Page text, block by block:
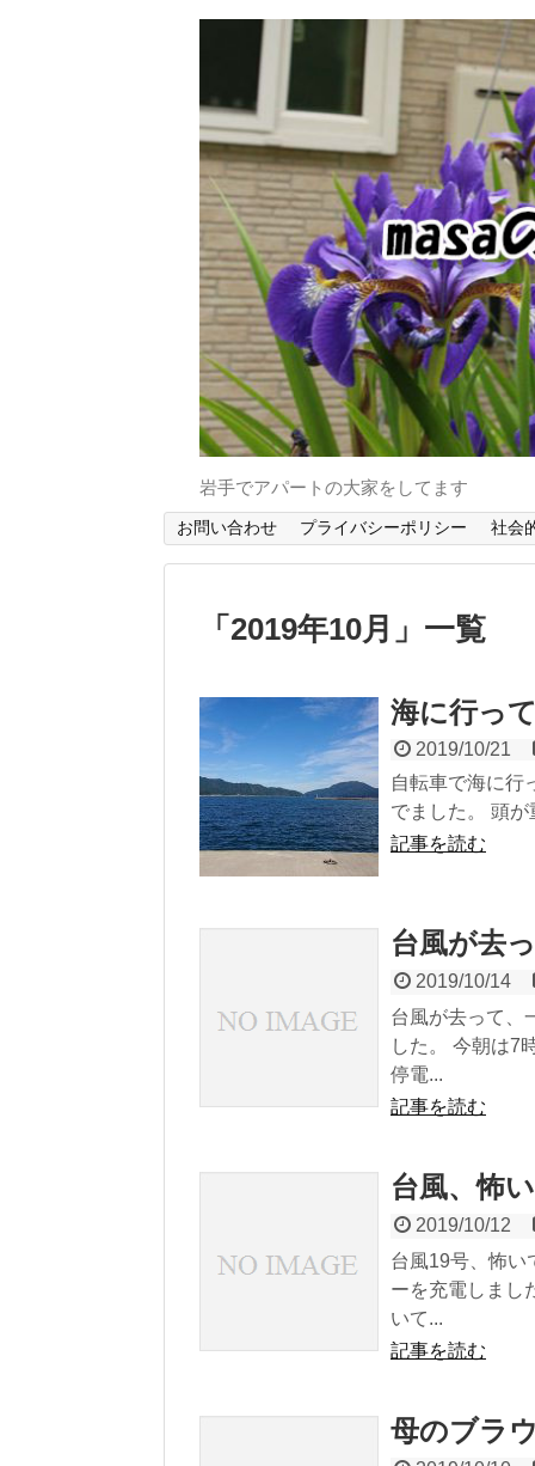
岩手でアパートの大家をしてます
お問い合わせ プライバシーポリシー 社会
「 2019年10月 」 一覧
海に行っ
2019/10/21
自転車で海に行
でました。 頭
記事を読む
台風が去
2019/10/14
台風が去って、
した。 今朝は7
停電...
記事を読む
台風、怖
2019/10/12
台風19号、怖い
ーを充電しまし
いて...
記事を読む
母のブラ